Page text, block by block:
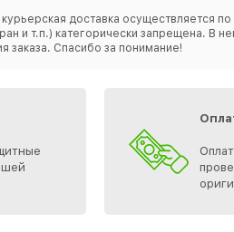
доставка осуществляется
и т.п.) категорически запрещена. В
заказа. Спасибо за понимание!